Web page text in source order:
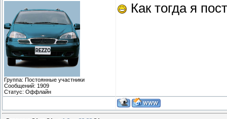
Группа: Постоянные участники
Сообщений: 1909
Статус: Оффлайн
Как тогда я